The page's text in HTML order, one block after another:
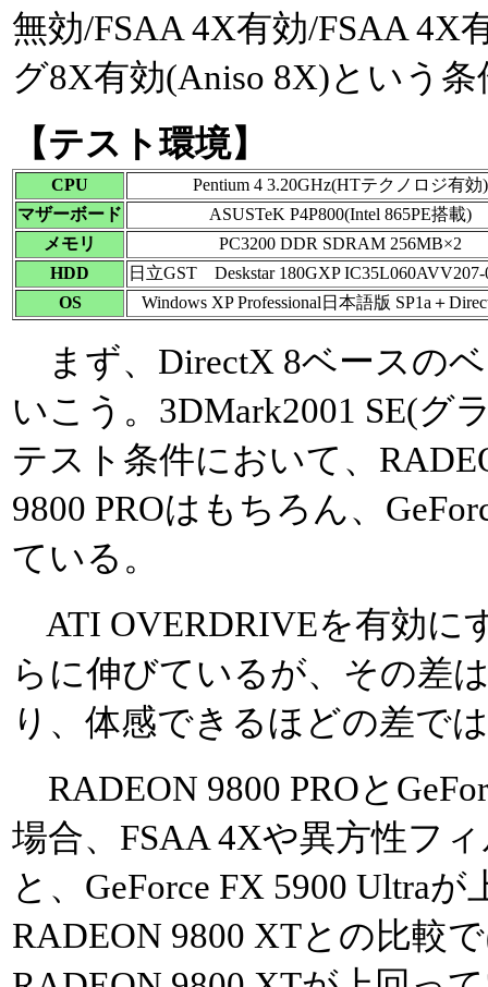
無効/FSAA 4X有効/FSAA 4X
グ8X有効(Aniso 8X)という
【テスト環境】
CPU
Pentium 4 3.20GHz(HTテクノロジ有効)
マザーボード
ASUSTeK P4P800(Intel 865PE搭載)
メモリ
PC3200 DDR SDRAM 256MB×2
HDD
日立GST Deskstar 180GXP IC35L060AVV207-
OS
Windows XP Professional日本語版 SP1a＋
まず、DirectX 8ベースの
いこう。3DMark2001 SE(グ
テスト条件において、
9800 PROはもちろん、
ている。
ATI OVERDRIVEを有効に
らに伸びているが、その差
り、体感できるほどの差で
RADEON 9800 PROと
場合、FSAA 4Xや異方性フ
と、GeForce FX 5900 Ultra
RADEON 9800 XTとの比較